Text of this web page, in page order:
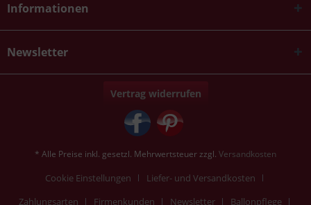
Informationen
Newsletter
Vertrag widerrufen
* Alle Preise inkl. gesetzl. Mehrwertsteuer zzgl. Versandkosten
Cookie Einstellungen
Liefer- und Versandkosten
Zahlungsarten
Firmenkunden Newsletter Ballonpflege